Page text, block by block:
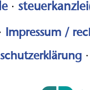
·
Impressum /